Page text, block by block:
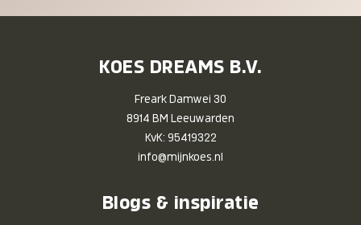
KOES DREAMS B.V.
Freark Damwei 30
8914 BM Leeuwarden
KvK: 95419322
info@mijnkoes.nl
Blogs & inspiratie